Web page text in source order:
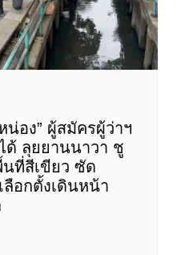
น่อง” ผู้สมัครผู้ว่าฯ
ด้ ลุยยานนาวา ชู
ที่สีเขียว ซัด
ลือกตั้งเดินหน้า